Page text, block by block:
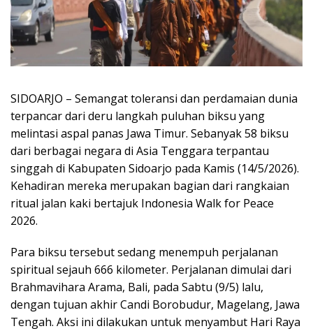
SIDOARJO – Semangat toleransi dan perdamaian dunia
terpancar dari deru langkah puluhan biksu yang
melintasi aspal panas Jawa Timur. Sebanyak 58 biksu
dari berbagai negara di Asia Tenggara terpantau
singgah di Kabupaten Sidoarjo pada Kamis (14/5/2026).
Kehadiran mereka merupakan bagian dari rangkaian
ritual jalan kaki bertajuk Indonesia Walk for Peace
2026.
Para biksu tersebut sedang menempuh perjalanan
spiritual sejauh 666 kilometer. Perjalanan dimulai dari
Brahmavihara Arama, Bali, pada Sabtu (9/5) lalu,
dengan tujuan akhir Candi Borobudur, Magelang, Jawa
Tengah. Aksi ini dilakukan untuk menyambut Hari Raya